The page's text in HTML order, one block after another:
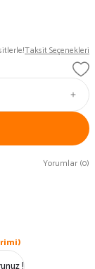
Yorumlar (0)
Taksit Seçenekleri